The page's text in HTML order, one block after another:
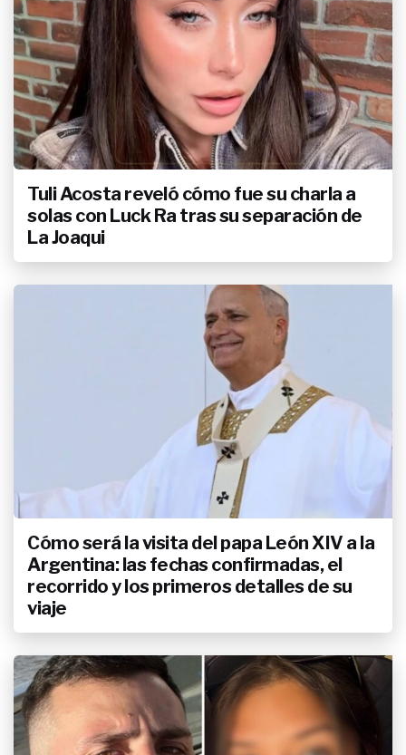
Tuli Acosta reveló cómo fue su charla a
solas con Luck Ra tras su separación de
La Joaqui
Cómo será la visita del papa León XIV a la
Argentina: las fechas confirmadas, el
recorrido y los primeros detalles de su
viaje
ENTRETENIMIENTO
La China Suárez sorprendió con
una fuerte frase para Mauro
Icardi: “Amo la familia que
estamos formando”
ENTRETENIMIENTO
Juana Repetto contó la verdad
sobre la salud de Timoteo, su
presente con Nenu López y revela
la batalla silenciosa que enfrenta
tras Gran Hermano: "Me cuesta
mirarme al espejo"
ENTRETENIMIENTO
"Trato de hacer mea culpa”: la
autocrítica de Manu Urcera, el
esposo de Nicole Neumann, sobre
su rol como padre
ENTRETENIMIENTO
Las 20 fotos inéditas de Emilia
Barassi, la hija de Darío que hoy
cumple 7 años
ENTRETENIMIENTO
La letal frase del Turco García a
Mariela, su mujer, en Gran
Hermano tras su 'shippeo' con
otro jugador
ACTUALIDAD
embarazo por videollamada en
Qatar 2022 al nuevo Mundial de
Martín Arevalo lejos de Cora
Debarbieri y la pequeña Isabella
ENTRETENIMIENTO
Michelle Masson rompió el silencio